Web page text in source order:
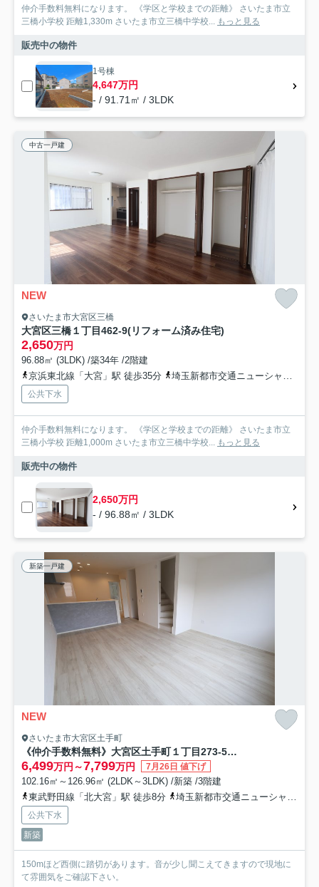
仲介手数料無料になります。 《学区と学校までの距離》 さいたま市立
三橋小学校 距離1,330m さいたま市立三橋中学校... もっと見る
販売中の物件
1号棟
4,647万円
- / 91.71㎡ / 3LDK
中古一戸建
NEW
さいたま市大宮区三橋
大宮区三橋１丁目462-9(リフォーム済み住宅)
2,650万円
96.88㎡ (3LDK) /築34年 /2階建
京浜東北線「大宮」駅 徒歩35分
埼玉新都市交通ニューシャトル「鉄道博物館（大成）」駅 徒歩28分
公共下水
仲介手数料無料になります。 《学区と学校までの距離》 さいたま市立
三橋小学校 距離1,000m さいたま市立三橋中学校... もっと見る
販売中の物件
2,650万円
- / 96.88㎡ / 3LDK
新築一戸建
NEW
さいたま市大宮区土手町
《仲介手数料無料》大宮区土手町１丁目273-5新築一戸建てケイアイグレイス
6,499万円～7,799万円 7月26日 値下げ
102.16㎡～126.96㎡ (2LDK～3LDK) /新築 /3階建
東武野田線「北大宮」駅 徒歩8分
埼玉新都市交通ニューシャトル「鉄道博物館（大成）」駅 徒歩10分
公共下水
新築
150mほど西側に踏切があります。音が少し聞こえてきますので現地に
て雰囲気をご確認下さい。